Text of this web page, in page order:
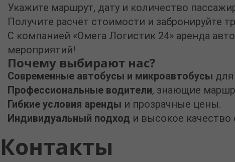
Укажите маршрут, дату и количество
Получите расчёт стоимости и забронируйте
С компанией «Омега Логистик 24» аренда
мероприятий!
Почему выбирают нас?
Современные автобусы и микроавтобусы
Профессиональные водители, знающие
Гибкие условия аренды и прозрачные цены.
Индивидуальный подход и высокое качество
Контакты